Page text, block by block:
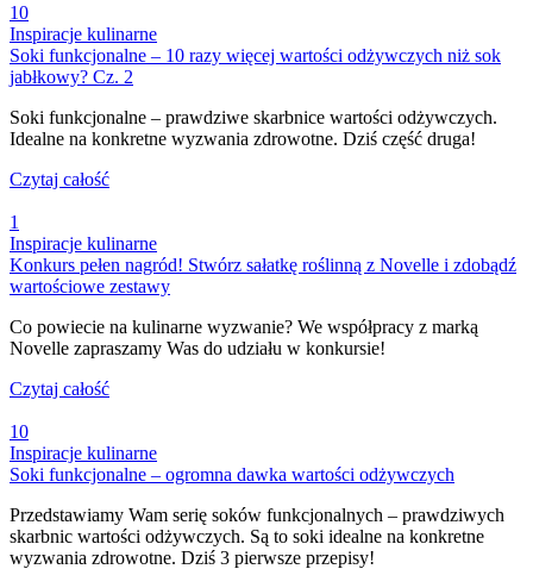
10
Inspiracje kulinarne
Soki funkcjonalne – 10 razy więcej wartości odżywczych niż sok
jabłkowy? Cz. 2
Soki funkcjonalne – prawdziwe skarbnice wartości odżywczych.
Idealne na konkretne wyzwania zdrowotne. Dziś część druga!
Czytaj całość
1
Inspiracje kulinarne
Konkurs pełen nagród! Stwórz sałatkę roślinną z Novelle i zdobądź
wartościowe zestawy
Co powiecie na kulinarne wyzwanie? We współpracy z marką
Novelle zapraszamy Was do udziału w konkursie!
Czytaj całość
10
Inspiracje kulinarne
Soki funkcjonalne – ogromna dawka wartości odżywczych
Przedstawiamy Wam serię soków funkcjonalnych – prawdziwych
skarbnic wartości odżywczych. Są to soki idealne na konkretne
wyzwania zdrowotne. Dziś 3 pierwsze przepisy!